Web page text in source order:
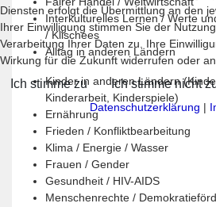
Interkulturelles Lernen / Werte
/ Klischees
Alltag in anderen Ländern
Kinder in anderen Ländern
Kinderarbeit, Kinderspiele)
Ernährung
Frieden / Konfliktbearbeitung
Klima / Energie / Wasser
Frauen / Gender
Gesundheit / HIV-AIDS
Menschenrechte /
Diensten erfolgt die Übermittlung an den
Ihrer Einwilligung stimmen Sie der
Verarbeitung Ihrer Daten zu. Ihre
Wirkung für die Zukunft widerrufen oder
Ich stimme zu Ich stimme nicht
Datenschutzerklärung |